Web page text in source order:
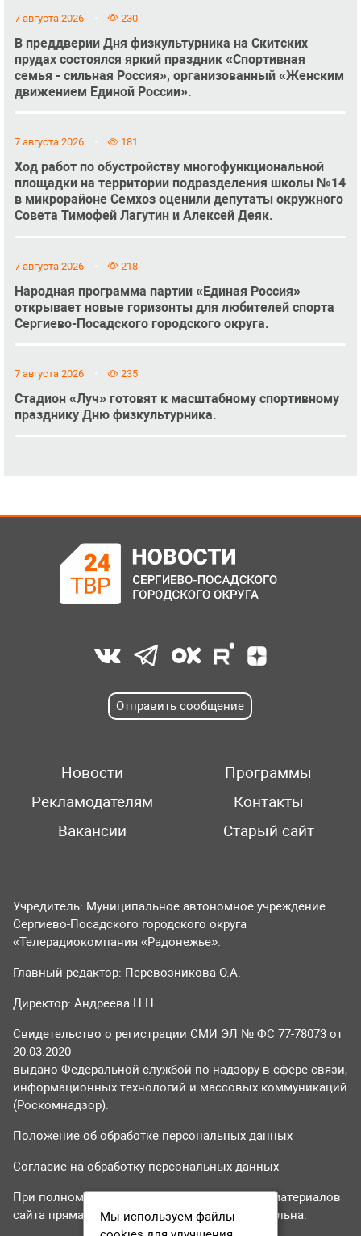
7 августа 2026 230
В преддверии Дня физкультурника на Скитских
прудах состоялся яркий праздник «Спортивная
семья - сильная Россия», организованный «Женским
движением Единой России».
7 августа 2026 181
Ход работ по обустройству многофункциональной
площадки на территории подразделения школы №14
в микрорайоне Семхоз оценили депутаты окружного
Совета Тимофей Лагутин и Алексей Деяк.
7 августа 2026 218
Народная программа партии «Единая Россия»
открывает новые горизонты для любителей спорта
Сергиево-Посадского городского округа.
7 августа 2026 235
Стадион «Луч» готовят к масштабному спортивному
празднику Дню физкультурника.
Отправить сообщение
Новости
Программы
Рекламодателям
Контакты
Вакансии
Старый сайт
Учредитель: Муниципальное автономное учреждение
Сергиево-Посадского городского округа
«Телерадиокомпания «Радонежье».
Главный редактор: Перевозникова О.А.
Директор: Андреева Н.Н.
Свидетельство о регистрации СМИ ЭЛ № ФС 77-78073 от
20.03.2020
выдано Федеральной службой по надзору в сфере связи,
информационных технологий и массовых коммуникаций
(Роскомнадзор).
Положение об обработке персональных данных
Согласие на обработку персональных данных
При полном или частичном использовании материалов
сайта прямая гиперссылка на tvr24.tv обязательна.
Мы используем файлы